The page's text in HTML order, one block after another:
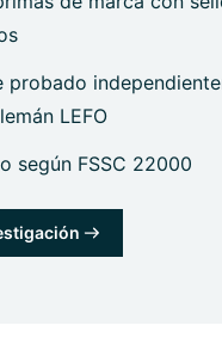
probado
LEFO
según FSSC 22000